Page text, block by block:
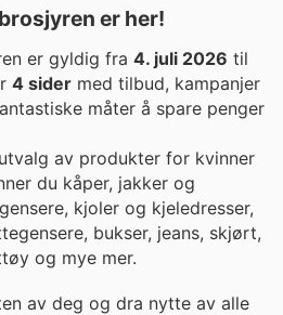
er her!
er gyldig fra 4. juli 2026 til
4 sider med tilbud, kampanjer
måter å spare penger
av produkter for kvinner
du kåper, jakker og
kjoler og kjeledresser,
bukser, jeans, skjørt,
og mye mer.
av deg og dra nytte av alle